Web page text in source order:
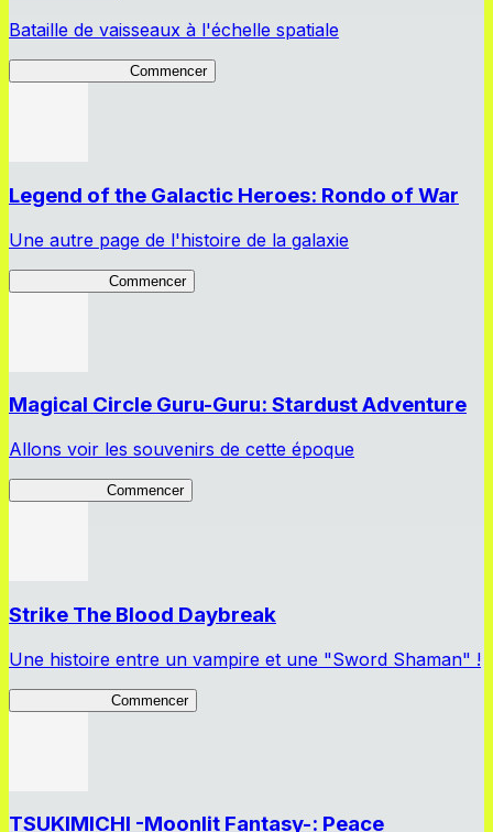
Bataille de vaisseaux à l'échelle spatiale
Commencer
Legend of the Galactic Heroes: Rondo of War
Une autre page de l'histoire de la galaxie
Commencer
Magical Circle Guru-Guru: Stardust Adventure
Allons voir les souvenirs de cette époque
Commencer
Strike The Blood Daybreak
Une histoire entre un vampire et une "Sword Shaman" !
Commencer
TSUKIMICHI -Moonlit Fantasy-: Peace